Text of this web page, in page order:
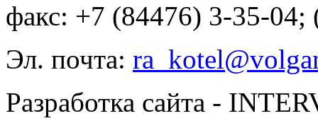
факс: +7 (84476) 3-35-04;
Эл. почта:
Разработка сайта -